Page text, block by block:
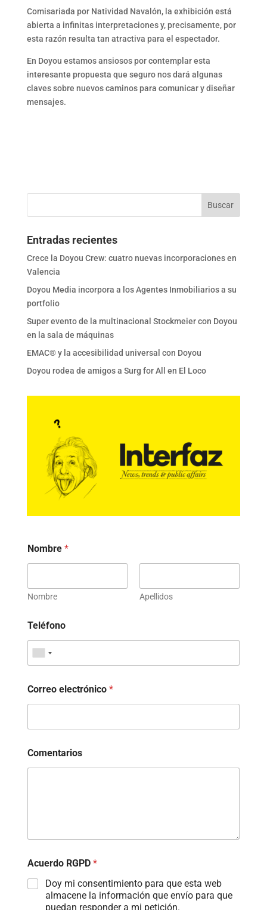
Comisariada por Natividad Navalón, la exhibición está
abierta a infinitas interpretaciones y, precisamente, por
esta razón resulta tan atractiva para el espectador.
En Doyou estamos ansiosos por contemplar esta
interesante propuesta que seguro nos dará algunas
claves sobre nuevos caminos para comunicar y diseñar
mensajes.
Entradas recientes
Crece la Doyou Crew: cuatro nuevas incorporaciones en
Valencia
Doyou Media incorpora a los Agentes Inmobiliarios a su
portfolio
Super evento de la multinacional Stockmeier con Doyou
en la sala de máquinas
EMAC® y la accesibilidad universal con Doyou
Doyou rodea de amigos a Surg for All en El Loco
Nombre *
Nombre Apellidos
Teléfono
Correo electrónico *
Comentarios
Acuerdo RGPD *
Doy mi consentimiento para que esta web
almacene la información que envío para que
puedan responder a mi petición.